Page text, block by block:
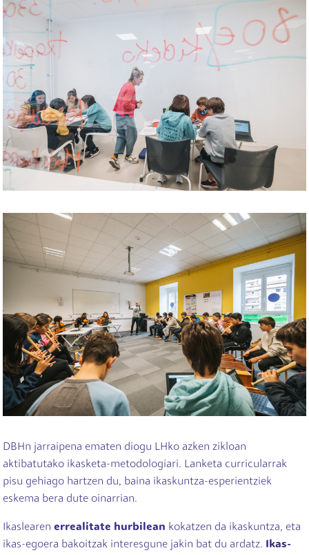
DBHn jarraipena ematen diogu LHko azken zikloan
aktibatutako ikasketa-metodologiari. Lanketa curricularrak
pisu gehiago hartzen du, baina ikaskuntza-esperientziek
eskema bera dute oinarrian.
Ikaslearen errealitate hurbilean kokatzen da ikaskuntza, eta
ikas-egoera bakoitzak interesgune jakin bat du ardatz. Ikas-